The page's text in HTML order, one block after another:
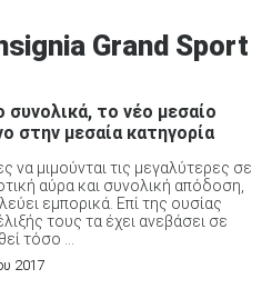
Grand Sport
το νέο μεσαίο
στην μεσαία κατηγορία
να μιμούνται τις μεγαλύτερες σε
αύρα και συνολική απόδοση,
εμπορικά. Επί της ουσίας
τους τα έχει ανεβάσει σε
τόσο ...
2017